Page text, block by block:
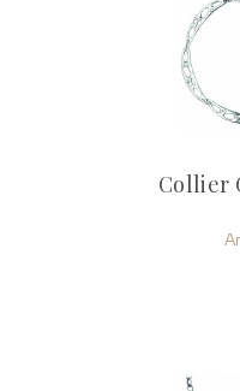
Collier